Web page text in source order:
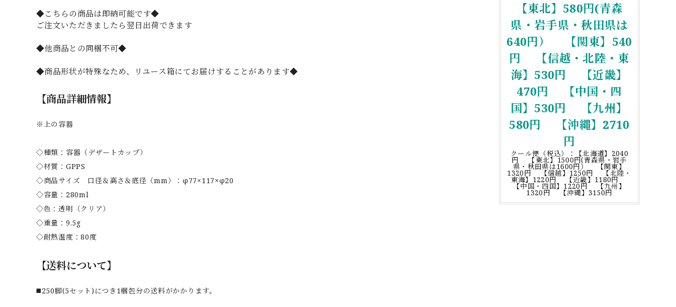
【東北】580円(青森
県・岩手県・秋田県は
640円） 【関東】540
円 【信越・北陸・東
海】530円 【近畿】
470円 【中国・四
国】530円 【九州】
580円 【沖縄】2710
円
クール便（税込）：【北海道】2040
円 【東北】1500円(青森県・岩手
県・秋田県は1600円） 【関東】
1320円 【信越】1250円 【北陸・
東海】1220円 【近畿】1180円
【中国・四国】1220円 【九州】
1320円 【沖縄】3150円
◆こちらの商品は即納可能です◆
ご注文いただきましたら翌日出荷できます
◆他商品との同梱不可◆
◆商品形状が特殊なため、リユース箱にてお届けすることがあります◆
【商品詳細情報】
※上の容器
◇種類：容器（デザートカップ）
◇材質：GPPS
◇商品サイズ 口径＆高さ＆底径（mm）：φ77×117×φ20
◇容量：280ml
◇色：透明（クリア）
◇重量：9.5g
◇耐熱温度：80度
【送料について】
◼️250脚(5セット)につき1梱包分の送料がかかります。